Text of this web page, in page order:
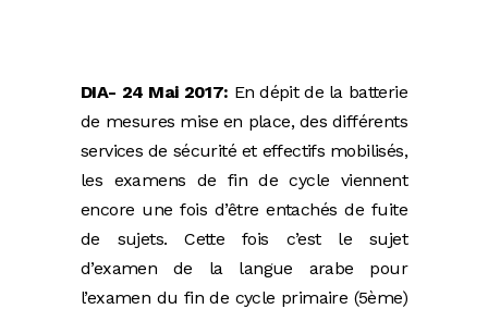
DIA- 24 Mai 2017: En dépit de la batterie
de mesures mise en place, des différents
services de sécurité et effectifs mobilisés,
les examens de fin de cycle viennent
encore une fois d’être entachés de fuite
de sujets. Cette fois c’est le sujet
d’examen de la langue arabe pour
l’examen du fin de cycle primaire (5ème)